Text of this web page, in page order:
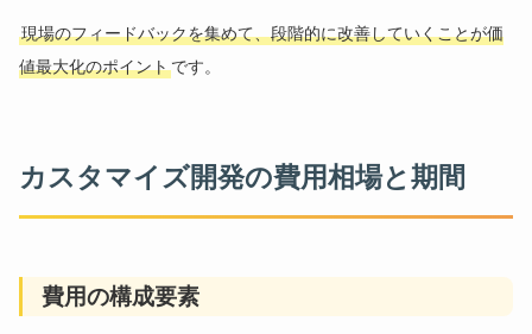
現場のフィードバックを集めて、段階的に改善していくことが価
値最大化のポイントです。
カスタマイズ開発の費用相場と期間
費用の構成要素